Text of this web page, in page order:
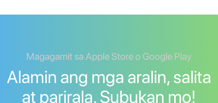
Magagamit sa Apple Store o Google Play
Alamin ang mga aralin, salita
at parirala. Subukan mo!